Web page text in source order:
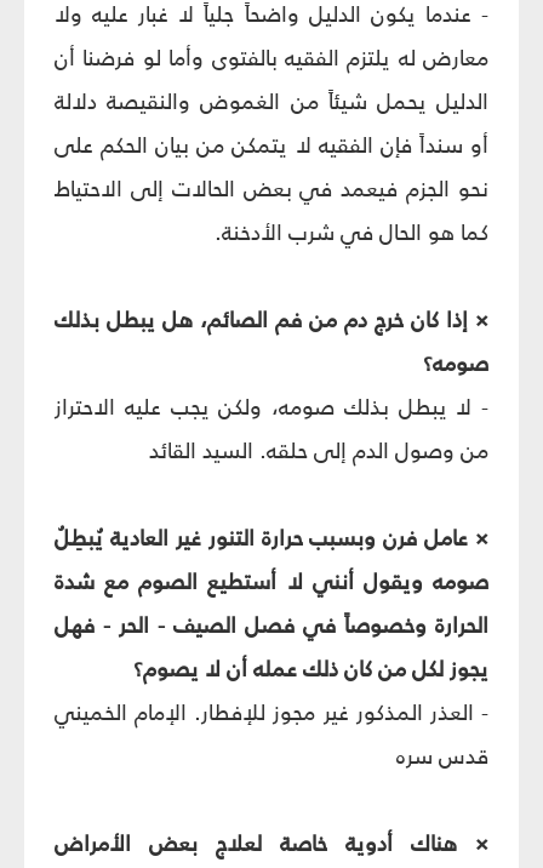
- عندما يكون الدليل واضحاً جلياً لا غبار عليه ولا
معارض له يلتزم الفقيه بالفتوى وأما لو فرضنا أن
الدليل يحمل شيئاً من الغموض والنقيصة دلالة
أو سنداً فإن الفقيه لا يتمكن من بيان الحكم على
نحو الجزم فيعمد في بعض الحالات إلى الاحتياط
كما هو الحال في شرب الأدخنة.
× إذا كان خرج دم من فم الصائم، هل يبطل بذلك
صومه؟
- لا يبطل بذلك صومه، ولكن يجب عليه الاحتراز
من وصول الدم إلى حلقه. السيد القائد
× عامل فرن وبسبب حرارة التنور غير العادية يُبطِلُ
صومه ويقول أنني لا أستطيع الصوم مع شدة
الحرارة وخصوصاً في فصل الصيف - الحر - فهل
يجوز لكل من كان ذلك عمله أن لا يصوم؟
- العذر المذكور غير مجوز للإفطار. الإمام الخميني
قدس سره
× هناك أدوية خاصة لعلاج بعض الأمراض